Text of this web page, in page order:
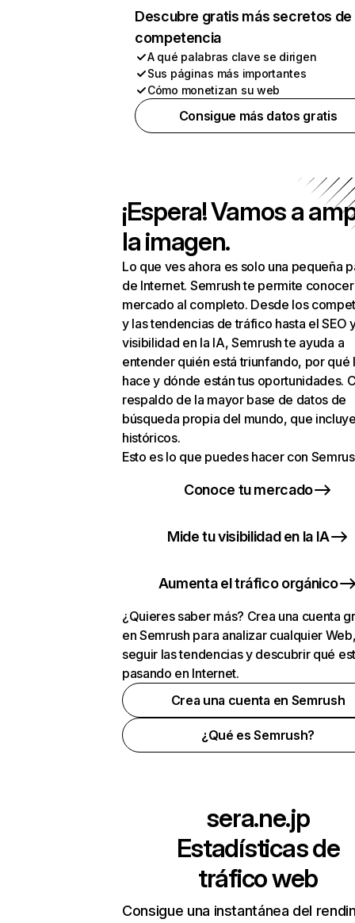
Descubre gratis más secretos de
competencia
A qué palabras clave se dirigen
Sus páginas más importantes
Cómo monetizan su web
Consigue más datos gratis
¡Espera! Vamos a
la imagen.
Lo que ves ahora es solo una pequeña
de Internet. Semrush te permite
mercado al completo. Desde los
y las tendencias de tráfico hasta el SEO
visibilidad en la IA, Semrush te ayuda a
entender quién está triunfando, por qué
hace y dónde están tus oportunidades.
respaldo de la mayor base de datos de
búsqueda propia del mundo, que
históricos.
Esto es lo que puedes hacer con
Conoce tu mercado
Mide tu visibilidad en la IA
Aumenta el tráfico orgánico
¿Quieres saber más? Crea una cuenta
en Semrush para analizar cualquier
seguir las tendencias y descubrir qué
pasando en Internet.
Crea una cuenta en Semrush
¿Qué es Semrush?
sera.ne.jp
Estadísticas de
tráfico web
Consigue una instantánea del